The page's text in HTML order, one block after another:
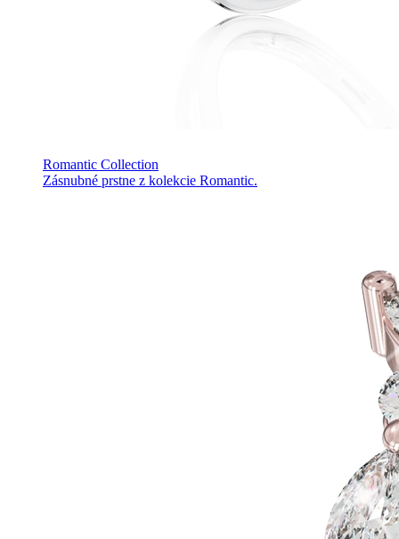
Romantic Collection
Zásnubné prstne z kolekcie Romantic.